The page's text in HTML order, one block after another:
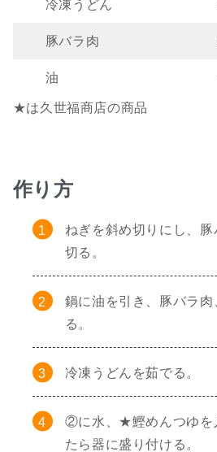
冷凍うどん
豚バラ肉
油
★は久世福商店の商品
作り方
ねぎを斜め切りにし、
切る。
鍋に油を引き、豚バラ
る。
冷凍うどんを茹でる。
②に水、★鰹めんつゆを
たら器に盛り付ける。